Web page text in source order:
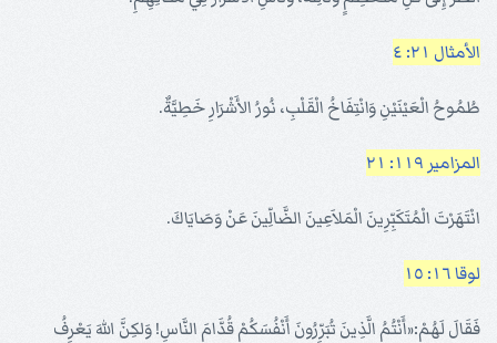
الأمثال ٢١: ٤
طُمُوحُ الْعَيْنَيْنِ وَانْتِفَاخُ الْقَلْبِ، نُورُ الأَشْرَارِ خَطِيَّةٌ.
المزامير ١١٩: ٢١
انْتَهَرْتَ الْمُتَكَبِّرِينَ الْمَلاَعِينَ الضَّالِّينَ عَنْ وَصَايَاكَ.
لوقا ١٦: ١٥
فَقَالَ لَهُمْ:«أَنْتُمُ الَّذِينَ تُبَرِّرُونَ أَنْفُسَكُمْ قُدَّامَ النَّاسِ! وَلكِنَّ اللهَ يَعْرِفُ